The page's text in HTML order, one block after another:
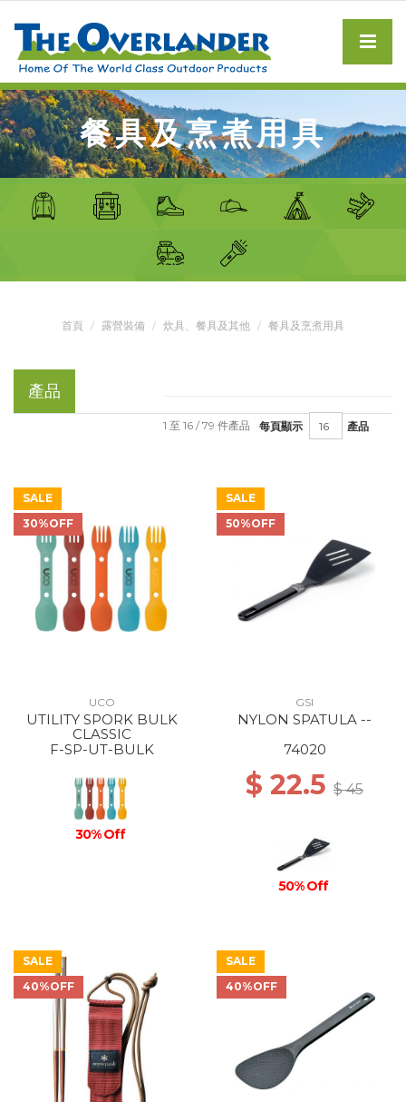
餐具及烹煮用具
首頁 露營裝備 炊具、餐具及其他 餐具及烹煮用具
產品
每頁顯示 產品
1 至 16 / 79 件產品
SALE
30%OFF
UCO
UTILITY SPORK BULK
CLASSIC
F-SP-UT-BULK
30% Off
SALE
50%OFF
GSI
NYLON SPATULA --
74020
$ 22.5 $ 45
50% Off
SALE
40%OFF
SALE
40%OFF